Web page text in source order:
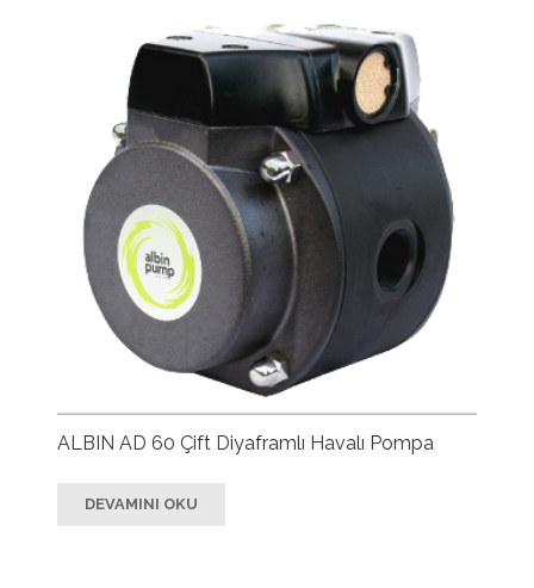
ALBIN AD 60 Çift Diyaframlı Havalı Pompa
DEVAMINI OKU